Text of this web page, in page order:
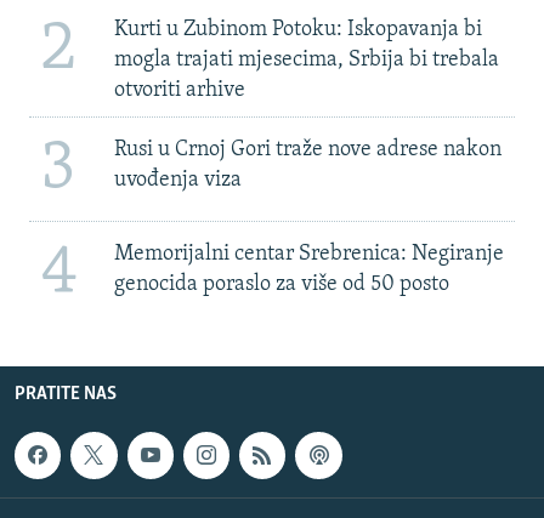
2
Kurti u Zubinom Potoku: Iskopavanja bi
mogla trajati mjesecima, Srbija bi trebala
otvoriti arhive
3
Rusi u Crnoj Gori traže nove adrese nakon
uvođenja viza
4
Memorijalni centar Srebrenica: Negiranje
genocida poraslo za više od 50 posto
PRATITE NAS